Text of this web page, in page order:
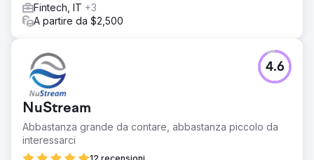
Fintech, IT +3
A partire da $2,500
NuStream
Abbastanza grande da contare, abbastanza piccolo da
interessarci
4.6